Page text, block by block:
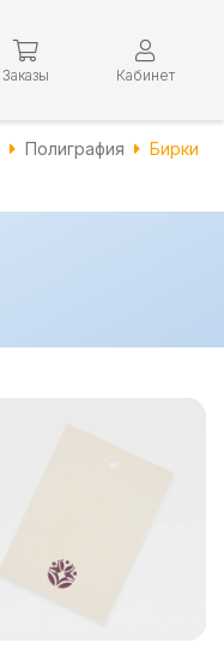
Заказы Кабинет
Полиграфия Бирки